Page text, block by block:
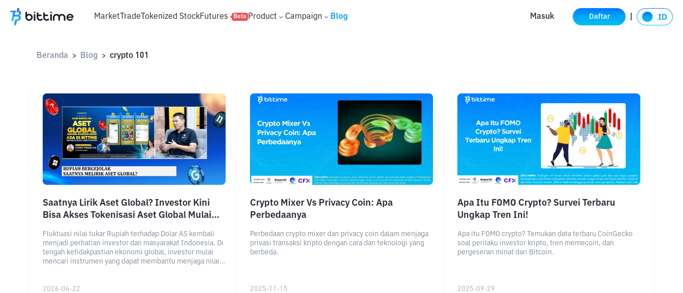
MarketTradeTokenized StockFutures Beta Product Campaign Blog Masuk Daftar
Beranda > Blog > crypto 101
Saatnya Lirik Aset Global? Investor Kini
Bisa Akses Tokenisasi Aset Global Mulai
Fluktuasi nilai tukar Rupiah terhadap Dolar AS kembali
menjadi perhatian investor dan masyarakat Indonesia. Di
tengah ketidakpastian ekonomi global, investor mulai
mencari instrumen yang dapat membantu menjaga nilai
Prasetya, memandang tokenisasi aset global sebagai
2026-06-22
Crypto Mixer Vs Privacy Coin: Apa
Perbedaanya
Perbedaan crypto mixer dan privacy coin dalam menjaga
privasi transaksi kripto dengan cara dan teknologi yang
berbeda.
2025-11-15
Apa Itu FOMO Crypto? Survei Terbaru
Ungkap Tren Ini!
Apa itu FOMO crypto? Temukan data terbaru CoinGecko
soal perilaku investor kripto, tren memecoin, dan
pergeseran minat dari Bitcoin.
2025-09-29